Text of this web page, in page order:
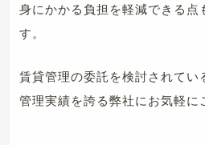
身にかかる負担を軽減できる点
す。
賃貸管理の委託を検討されてい
管理実績を誇る弊社にお気軽に